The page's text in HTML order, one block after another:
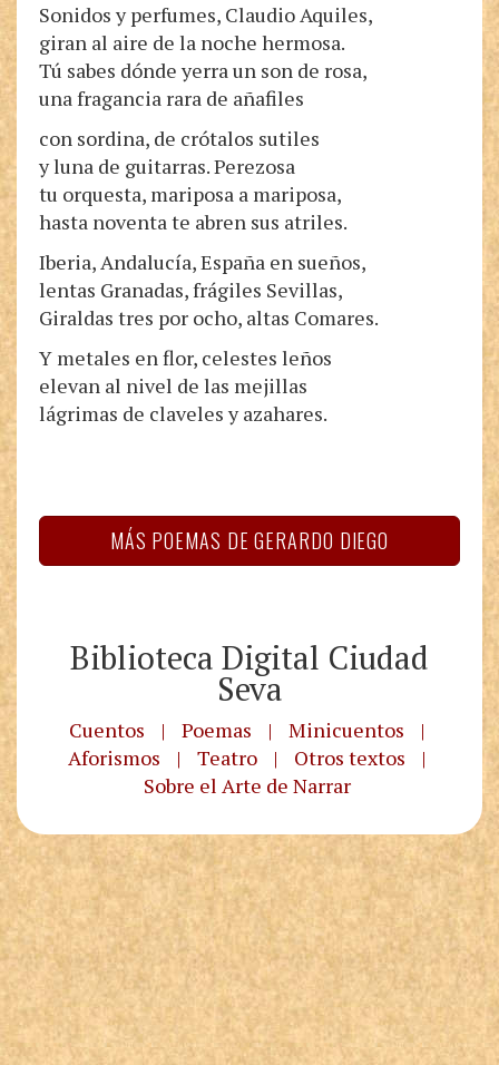
Sonidos y perfumes, Claudio Aquiles,
giran al aire de la noche hermosa.
Tú sabes dónde yerra un son de rosa,
una fragancia rara de añafiles
con sordina, de crótalos sutiles
y luna de guitarras. Perezosa
tu orquesta, mariposa a mariposa,
hasta noventa te abren sus atriles.
Iberia, Andalucía, España en sueños,
lentas Granadas, frágiles Sevillas,
Giraldas tres por ocho, altas Comares.
Y metales en flor, celestes leños
elevan al nivel de las mejillas
lágrimas de claveles y azahares.
MÁS POEMAS DE GERARDO DIEGO
Biblioteca Digital Ciudad
Seva
Cuentos | Poemas | Minicuentos
|
Aforismos
| Teatro | Otros textos
|
Sobre el Arte de Narrar